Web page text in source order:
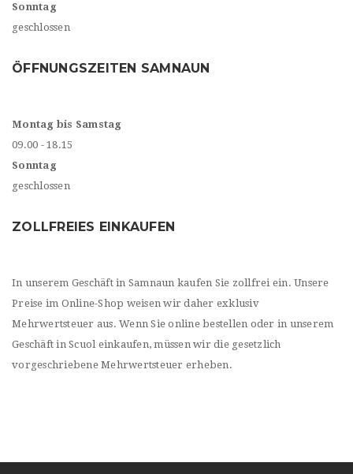
Sonntag
geschlossen
ÖFFNUNGSZEITEN SAMNAUN
Montag bis Samstag
09.00 - 18.15
Sonntag
geschlossen
ZOLLFREIES EINKAUFEN
In unserem Geschäft in Samnaun kaufen Sie zollfrei ein. Unsere
Preise im Online-Shop weisen wir daher exklusiv
Mehrwertsteuer aus. Wenn Sie online bestellen oder in unserem
Geschäft in Scuol einkaufen, müssen wir die gesetzlich
vorgeschriebene Mehrwertsteuer erheben.